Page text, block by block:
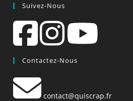
Suivez-Nous
Contactez-Nous
contact@quiscrap.fr